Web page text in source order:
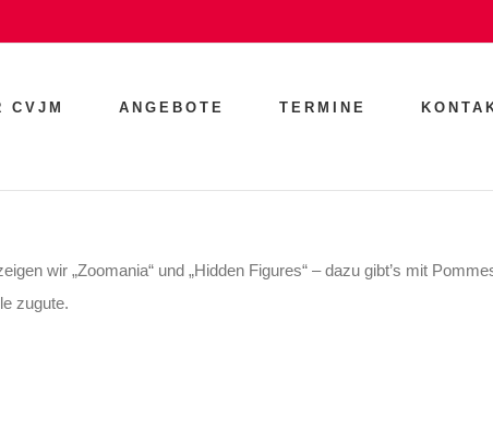
CVJM ANGEBOTE TERMINE
wir „Zoomania“ und „Hidden Figures“ – dazu gibt’s mit
zugute.